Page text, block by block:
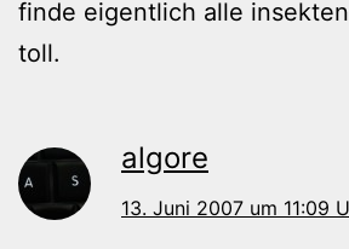
finde eigentlich alle
toll.
algore
13. Juni 2007 um 11:09